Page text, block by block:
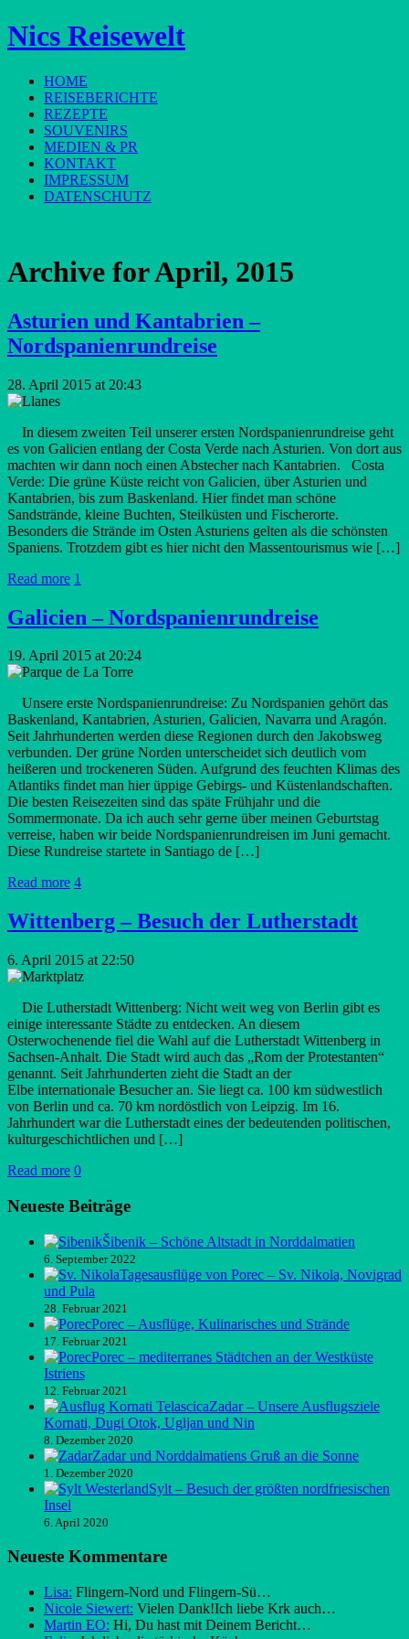
Nics Reisewelt
HOME
REISEBERICHTE
REZEPTE
SOUVENIRS
MEDIEN & PR
KONTAKT
IMPRESSUM
DATENSCHUTZ
Archive forApril, 2015
Asturien und Kantabrien –
Nordspanienrundreise
28. April 2015 at 20:43
In diesem zweiten Teil unserer ersten Nordspanienrundreise geht
es von Galicien entlang der Costa Verde nach Asturien. Von dort aus
machten wir dann noch einen Abstecher nach Kantabrien. Costa
Verde: Die grüne Küste reicht von Galicien, über Asturien und
Kantabrien, bis zum Baskenland. Hier findet man schöne
Sandstrände, kleine Buchten, Steilküsten und Fischerorte.
Besonders die Strände im Osten Asturiens gelten als die schönsten
Spaniens. Trotzdem gibt es hier nicht den Massentourismus wie […]
Read more 1
Galicien – Nordspanienrundreise
19. April 2015 at 20:24
Unsere erste Nordspanienrundreise: Zu Nordspanien gehört das
Baskenland, Kantabrien, Asturien, Galicien, Navarra und Aragón.
Seit Jahrhunderten werden diese Regionen durch den Jakobsweg
verbunden. Der grüne Norden unterscheidet sich deutlich vom
heißeren und trockeneren Süden. Aufgrund des feuchten Klimas des
Atlantiks findet man hier üppige Gebirgs- und Küstenlandschaften.
Die besten Reisezeiten sind das späte Frühjahr und die
Sommermonate. Da ich auch sehr gerne über meinen Geburtstag
verreise, haben wir beide Nordspanienrundreisen im Juni gemacht.
Diese Rundreise startete in Santiago de […]
Read more 4
Wittenberg – Besuch der Lutherstadt
6. April 2015 at 22:50
Die Lutherstadt Wittenberg: Nicht weit weg von Berlin gibt es
einige interessante Städte zu entdecken. An diesem
Osterwochenende fiel die Wahl auf die Lutherstadt Wittenberg in
Sachsen-Anhalt. Die Stadt wird auch das „Rom der Protestanten“
genannt. Seit Jahrhunderten zieht die Stadt an der
Elbe internationale Besucher an. Sie liegt ca. 100 km südwestlich
von Berlin und ca. 70 km nordöstlich von Leipzig. Im 16.
Jahrhundert war die Lutherstadt eines der bedeutenden politischen,
kulturgeschichtlichen und […]
Read more 0
Neueste Beiträge
Šibenik – Schöne Altstadt in Norddalmatien
6. September 2022
Tagesausflüge von Porec – Sv. Nikola, Novigrad
und Pula
28. Februar 2021
Porec – Ausflüge, Kulinarisches und Strände
17. Februar 2021
Porec – mediterranes Städtchen an der Westküste
Istriens
12. Februar 2021
Zadar – Unsere Ausflugsziele
Kornati, Dugi Otok, Ugljan und Nin
8. Dezember 2020
Zadar und Norddalmatiens Gruß an die Sonne
1. Dezember 2020
Sylt – Besuch der größten nordfriesischen
Insel
6. April 2020
Neueste Kommentare
Lisa: Flingern-Nord und Flingern-Sü…
Nicole Siewert: Vielen Dank!Ich liebe Krk auch…
Martin EO: Hi, Du hast mit Deinem Bericht…